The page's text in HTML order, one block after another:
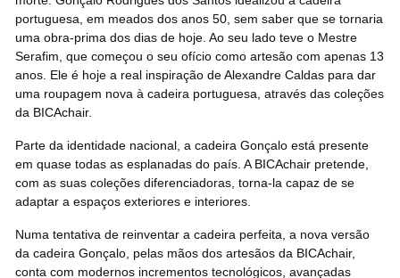
portuguesa, em meados dos anos 50, sem saber que se tornaria
uma obra-prima dos dias de hoje. Ao seu lado teve o Mestre
Serafim, que começou o seu ofício como artesão com apenas 13
anos. Ele é hoje a real inspiração de Alexandre Caldas para dar
uma roupagem nova à cadeira portuguesa, através das coleções
da BICAchair.
Parte da identidade nacional, a cadeira Gonçalo está presente
em quase todas as esplanadas do país. A BICAchair pretende,
com as suas coleções diferenciadoras, torna-la capaz de se
adaptar a espaços exteriores e interiores.
Numa tentativa de reinventar a cadeira perfeita, a nova versão
da cadeira Gonçalo, pelas mãos dos artesãos da BICAchair,
conta com modernos incrementos tecnológicos, avançadas